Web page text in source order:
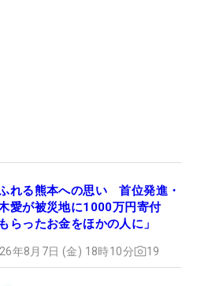
れる熊本への思い 首位発進・
愛が被災地に1000万円寄付
もらったお金をほかの人に」
年8月7日 (金) 18時10分 19